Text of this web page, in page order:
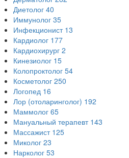
Диетолог 40
Иммунолог 35
Инфекционист 13
Кардиолог 177
Кардиохирург 2
Кинезиолог 15
Колопроктолог 54
Косметолог 250
Логопед 16
Лор (отоларинголог) 192
Маммолог 65
Мануальный терапевт 143
Массажист 125
Миколог 23
Нарколог 53